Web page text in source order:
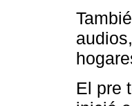
El pre